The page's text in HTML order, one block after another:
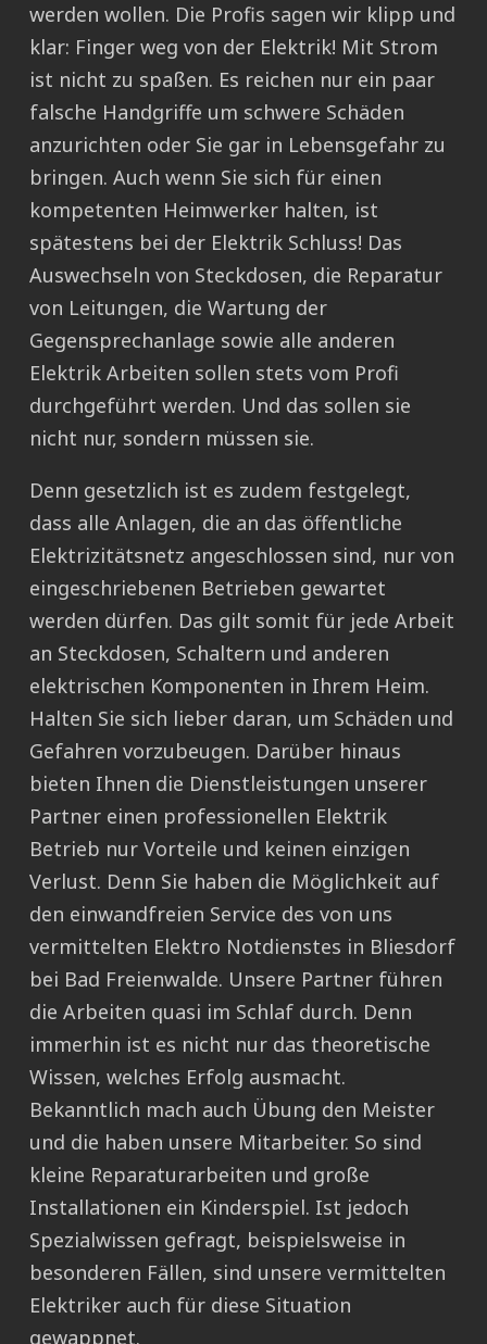
werden wollen. Die Profis sagen wir klipp und
klar: Finger weg von der Elektrik! Mit Strom
ist nicht zu spaßen. Es reichen nur ein paar
falsche Handgriffe um schwere Schäden
anzurichten oder Sie gar in Lebensgefahr zu
bringen. Auch wenn Sie sich für einen
kompetenten Heimwerker halten, ist
spätestens bei der Elektrik Schluss! Das
Auswechseln von Steckdosen, die Reparatur
von Leitungen, die Wartung der
Gegensprechanlage sowie alle anderen
Elektrik Arbeiten sollen stets vom Profi
durchgeführt werden. Und das sollen sie
nicht nur, sondern müssen sie.
Denn gesetzlich ist es zudem festgelegt,
dass alle Anlagen, die an das öffentliche
Elektrizitätsnetz angeschlossen sind, nur von
eingeschriebenen Betrieben gewartet
werden dürfen. Das gilt somit für jede Arbeit
an Steckdosen, Schaltern und anderen
elektrischen Komponenten in Ihrem Heim.
Halten Sie sich lieber daran, um Schäden und
Gefahren vorzubeugen. Darüber hinaus
bieten Ihnen die Dienstleistungen unserer
Partner einen professionellen Elektrik
Betrieb nur Vorteile und keinen einzigen
Verlust. Denn Sie haben die Möglichkeit auf
den einwandfreien Service des von uns
vermittelten Elektro Notdienstes in Bliesdorf
bei Bad Freienwalde. Unsere Partner führen
die Arbeiten quasi im Schlaf durch. Denn
immerhin ist es nicht nur das theoretische
Wissen, welches Erfolg ausmacht.
Bekanntlich mach auch Übung den Meister
und die haben unsere Mitarbeiter. So sind
kleine Reparaturarbeiten und große
Installationen ein Kinderspiel. Ist jedoch
Spezialwissen gefragt, beispielsweise in
besonderen Fällen, sind unsere vermittelten
Elektriker auch für diese Situation
gewappnet.